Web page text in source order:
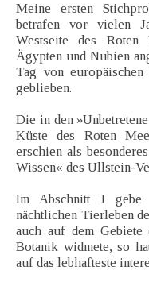
Meine ersten
betrafen vor vielen
Westseite des
Ägypten und Nubien
Tag von
geblieben.
Die in den
Küste des Roten
erschien als
Wissen« des Ullstein-
Im Abschnitt I gebe
nächtlichen Tierleben
auch auf dem Gebiete
Botanik widmete, so
auf das lebhafteste